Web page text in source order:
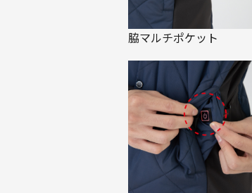
脇マルチポケット